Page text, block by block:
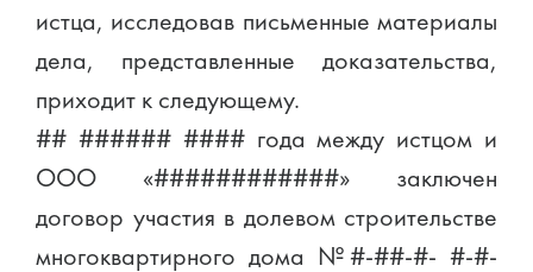
истца, исследовав письменные материалы
дела, представленные доказательства,
приходит к следующему.
## ###### #### года между истцом и
ООО «############» заключен
договор участия в долевом строительстве
многоквартирного дома №#-##-#- #-#-